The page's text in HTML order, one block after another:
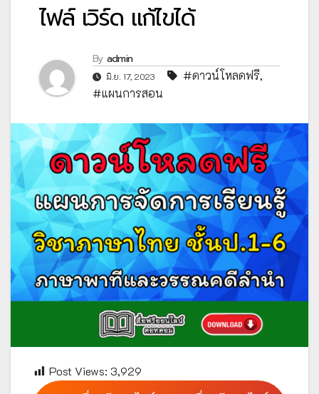
ไฟล์ เวิร์ด แก้ไขได้
By admin
มิ.ย. 17, 2023 #ดาวน์โหลดฟรี,
#แผนการสอน
Post Views: 3,929